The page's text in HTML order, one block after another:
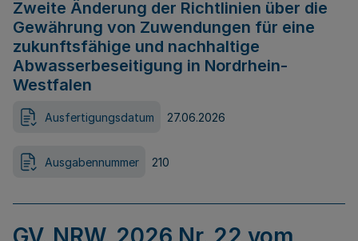
Zweite Änderung der Richtlinien über die
Gewährung von Zuwendungen für eine
zukunftsfähige und nachhaltige
Abwasserbeseitigung in Nordrhein-
Westfalen
Ausfertigungsdatum 27.06.2026
Ausgabennummer 210